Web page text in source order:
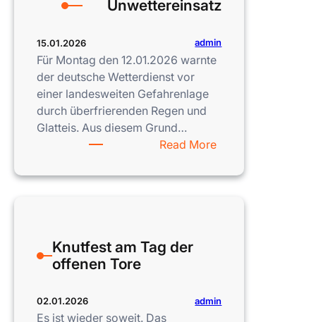
Unwettereinsatz
15.01.2026 admin
Für Montag den 12.01.2026 warnte
der deutsche Wetterdienst vor
einer landesweiten Gefahrenlage
durch überfrierenden Regen und
Glatteis. Aus diesem Grund…
Read More:
Knutfest am Tag der
offenen Tore
02.01.2026 admin
Es ist wieder soweit. Das